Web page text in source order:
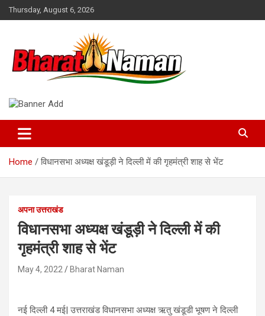
Skip
to
Thursday, August 6, 2026
Bharat Naman
Home विधानसभा अध्यक्ष खंडूड़ी ने दिल्ली में की गृहमंत्री शाह से भेंट
अपना उत्तराखंड
विधानसभा अध्यक्ष खंडूड़ी ने दिल्ली में की
गृहमंत्री शाह से भेंट
May 4, 2022 Bharat Naman
नई दिल्ली 4 मई| उत्तराखंड विधानसभा अध्यक्ष ऋतु खंडूडी भूषण ने दिल्ली